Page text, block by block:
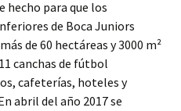
para que los
de Boca Juniors
de 60 hectáreas y 3000 m²
canchas de fútbol
cafeterías, hoteles y
abril del año 2017 se